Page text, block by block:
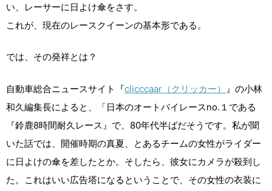
い、レーサーに日よけ傘をさす。
これが、現在のレースクイーンの基本形である。
では、その発祥とは？
自動車総合ニュースサイト『clicccaar（クリッカー） 』の小林
和久編集長によると、「日本のオートバイレースno.１である
『鈴鹿8時間耐久レース』で、80年代半ばだそうです。私が聞
いた話では、開催時期の真夏、とあるチームの女性がライダー
に日よけの傘を差したとか。そしたら、彼女にカメラが殺到し
た。これはいい広告塔になるということで、その女性の衣装に